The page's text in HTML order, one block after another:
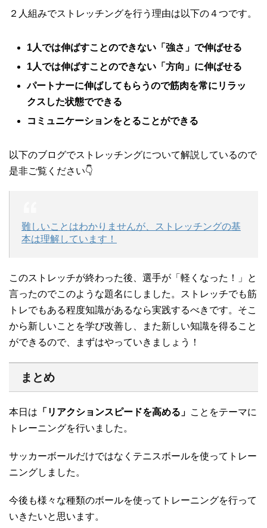
２人組みでストレッチングを行う理由は以下の４つです。
1人では伸ばすことのできない「強さ」で伸ばせる
1人では伸ばすことのできない「方向」に伸ばせる
パートナーに伸ばしてもらうので筋肉を常にリラッ
クスした状態でできる
コミュニケーションをとることができる
以下のブログでストレッチングについて解説しているので
是非ご覧ください👇
難しいことはわかりませんが、ストレッチングの基
本は理解しています！
このストレッチが終わった後、選手が「軽くなった！」と
言ったのでこのような題名にしました。ストレッチでも筋
トレでもある程度知識があるなら実践するべきです。そこ
から新しいことを学び改善し、また新しい知識を得ること
ができるので、まずはやっていきましょう！
まとめ
本日は 「リアクションスピードを高める」 ことをテーマに
トレーニングを行いました。
サッカーボールだけではなくテニスボールを使ってトレー
ニングしました。
今後も様々な種類のボールを使ってトレーニングを行って
いきたいと思います。